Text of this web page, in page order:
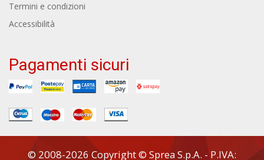
Termini e condizioni
Accessibilità
Pagamenti sicuri
© 2008-2026 Copyright © Sprea S.p.A. - P.IVA: